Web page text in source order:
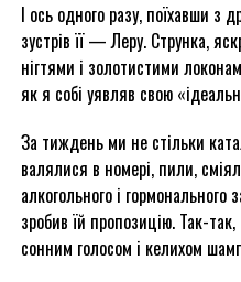
І ось одного разу, поїхавши з
зустрів її — Леру. Струнка,
нігтями і золотистими
як я собі уявляв свою
За тиждень ми не стільки
валялися в номері, пили,
алкогольного і
зробив їй пропозицію. Так-
сонним голосом і келихом